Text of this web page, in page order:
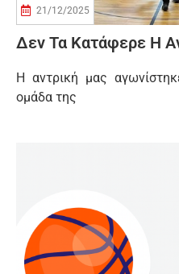
21/12/2025
Δεν Τα Κατάφερε Η
Η αντρική μας
ομάδα της